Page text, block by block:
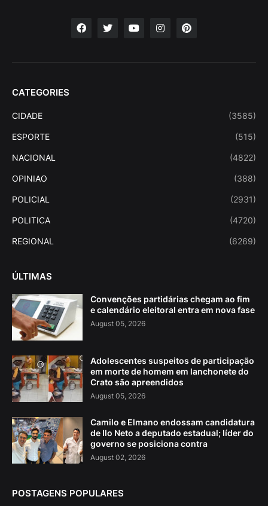
CATEGORIES
CIDADE (3585)
ESPORTE (515)
NACIONAL (4822)
OPINIAO (388)
POLICIAL (2931)
POLITICA (4720)
REGIONAL (6269)
ÚLTIMAS
Convenções partidárias chegam ao fim
e calendário eleitoral entra em nova fase
August 05, 2026
Adolescentes suspeitos de participação
em morte de homem em lanchonete do
Crato são apreendidos
August 05, 2026
Camilo e Elmano endossam candidatura
de Ilo Neto a deputado estadual; líder do
governo se posiciona contra
August 02, 2026
POSTAGENS POPULARES